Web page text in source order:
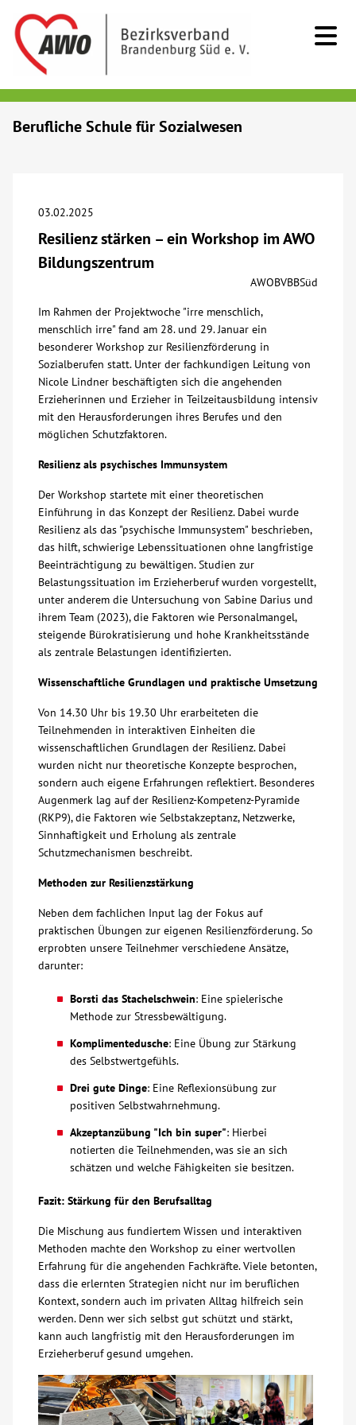
Beratung & Hilfe
Bildung
Über uns
Veranstaltungen
Mitmachen
Karriere
Ausbildung
Glossar
Kontakt
AWO BB Süd
Berufliche Schule für Sozialwesen
03.02.2025
Resilienz stärken – ein Workshop im AWO
Bildungszentrum
AWOBVBBSüd
Im Rahmen der Projektwoche "irre menschlich,
menschlich irre" fand am 28. und 29. Januar ein
besonderer Workshop zur Resilienzförderung in
Sozialberufen statt. Unter der fachkundigen Leitung von
Nicole Lindner beschäftigten sich die angehenden
Erzieherinnen und Erzieher in Teilzeitausbildung intensiv
mit den Herausforderungen ihres Berufes und den
möglichen Schutzfaktoren.
Resilienz als psychisches Immunsystem
Der Workshop startete mit einer theoretischen
Einführung in das Konzept der Resilienz. Dabei wurde
Resilienz als das "psychische Immunsystem" beschrieben,
das hilft, schwierige Lebenssituationen ohne langfristige
Beeinträchtigung zu bewältigen. Studien zur
Belastungssituation im Erzieherberuf wurden vorgestellt,
unter anderem die Untersuchung von Sabine Darius und
ihrem Team (2023), die Faktoren wie Personalmangel,
steigende Bürokratisierung und hohe Krankheitsstände
als zentrale Belastungen identifizierten.
Wissenschaftliche Grundlagen und praktische Umsetzung
Von 14.30 Uhr bis 19.30 Uhr erarbeiteten die
Teilnehmenden in interaktiven Einheiten die
wissenschaftlichen Grundlagen der Resilienz. Dabei
wurden nicht nur theoretische Konzepte besprochen,
sondern auch eigene Erfahrungen reflektiert. Besonderes
Augenmerk lag auf der Resilienz-Kompetenz-Pyramide
(RKP9), die Faktoren wie Selbstakzeptanz, Netzwerke,
Sinnhaftigkeit und Erholung als zentrale
Schutzmechanismen beschreibt.
Methoden zur Resilienzstärkung
Neben dem fachlichen Input lag der Fokus auf
praktischen Übungen zur eigenen Resilienzförderung. So
erprobten unsere Teilnehmer verschiedene Ansätze,
darunter:
Borsti das Stachelschwein: Eine spielerische
Methode zur Stressbewältigung.
Komplimentedusche: Eine Übung zur Stärkung
des Selbstwertgefühls.
Drei gute Dinge: Eine Reflexionsübung zur
positiven Selbstwahrnehmung.
Akzeptanzübung "Ich bin super": Hierbei
notierten die Teilnehmenden, was sie an sich
schätzen und welche Fähigkeiten sie besitzen.
Fazit: Stärkung für den Berufsalltag
Die Mischung aus fundiertem Wissen und interaktiven
Methoden machte den Workshop zu einer wertvollen
Erfahrung für die angehenden Fachkräfte. Viele betonten,
dass die erlernten Strategien nicht nur im beruflichen
Kontext, sondern auch im privaten Alltag hilfreich sein
werden. Denn wer sich selbst gut schützt und stärkt,
kann auch langfristig mit den Herausforderungen im
Erzieherberuf gesund umgehen.